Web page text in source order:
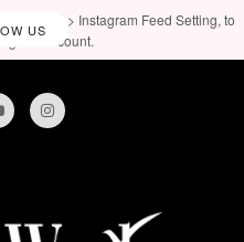
US
& View > Instagram Feed Setting, to
account.